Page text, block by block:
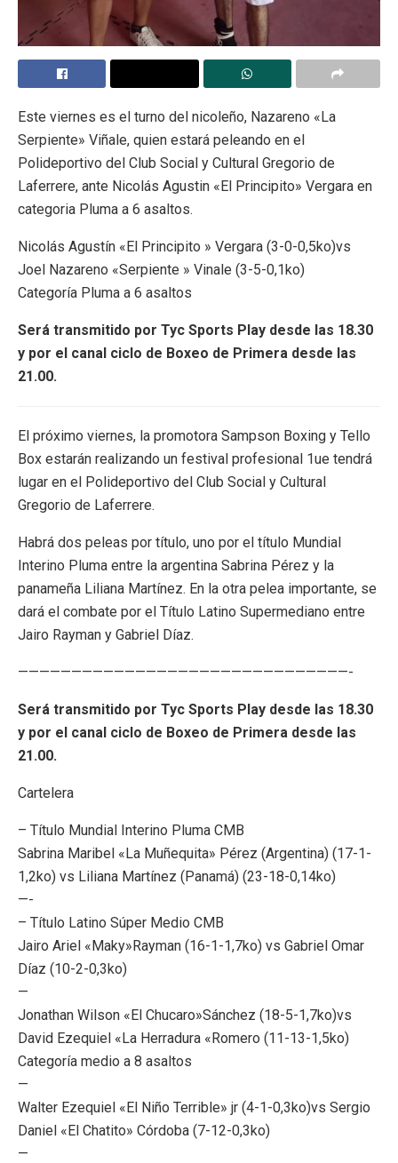
Este viernes es el turno del nicoleño, Nazareno «La
Serpiente» Viñale, quien estará peleando en el
Polideportivo del Club Social y Cultural Gregorio de
Laferrere, ante Nicolás Agustin «El Principito» Vergara en
categoria Pluma a 6 asaltos.
Nicolás Agustín «El Principito » Vergara (3-0-0,5ko)vs
Joel Nazareno «Serpiente » Vinale (3-5-0,1ko)
Categoría Pluma a 6 asaltos
Será transmitido por Tyc Sports Play desde las 18.30
y por el canal ciclo de Boxeo de Primera desde las
21.00.
El próximo viernes, la promotora Sampson Boxing y Tello
Box estarán realizando un festival profesional 1ue tendrá
lugar en el Polideportivo del Club Social y Cultural
Gregorio de Laferrere.
Habrá dos peleas por título, uno por el título Mundial
Interino Pluma entre la argentina Sabrina Pérez y la
panameña Liliana Martínez. En la otra pelea importante, se
dará el combate por el Título Latino Supermediano entre
Jairo Rayman y Gabriel Díaz.
———————————————————————————————-
Será transmitido por Tyc Sports Play desde las 18.30
y por el canal ciclo de Boxeo de Primera desde las
21.00.
Cartelera
– Título Mundial Interino Pluma CMB
Sabrina Maribel «La Muñequita» Pérez (Argentina) (17-1-
1,2ko) vs Liliana Martínez (Panamá) (23-18-0,14ko)
—-
– Título Latino Súper Medio CMB
Jairo Ariel «Maky»Rayman (16-1-1,7ko) vs Gabriel Omar
Díaz (10-2-0,3ko)
—
Jonathan Wilson «El Chucaro»Sánchez (18-5-1,7ko)vs
David Ezequiel «La Herradura «Romero (11-13-1,5ko)
Categoría medio a 8 asaltos
—
Walter Ezequiel «El Niño Terrible» jr (4-1-0,3ko)vs Sergio
Daniel «El Chatito» Córdoba (7-12-0,3ko)
—